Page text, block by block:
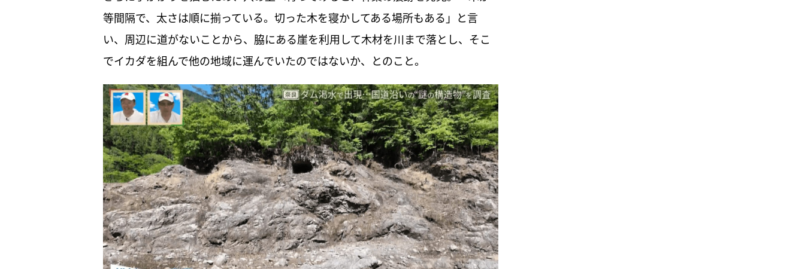
等間隔で、太さは順に揃っている。切った木を寝かしてある場所もある」と言
い、周辺に道がないことから、脇にある崖を利用して木材を川まで落とし、そこ
でイカダを組んで他の地域に運んでいたのではないか、とのこと。